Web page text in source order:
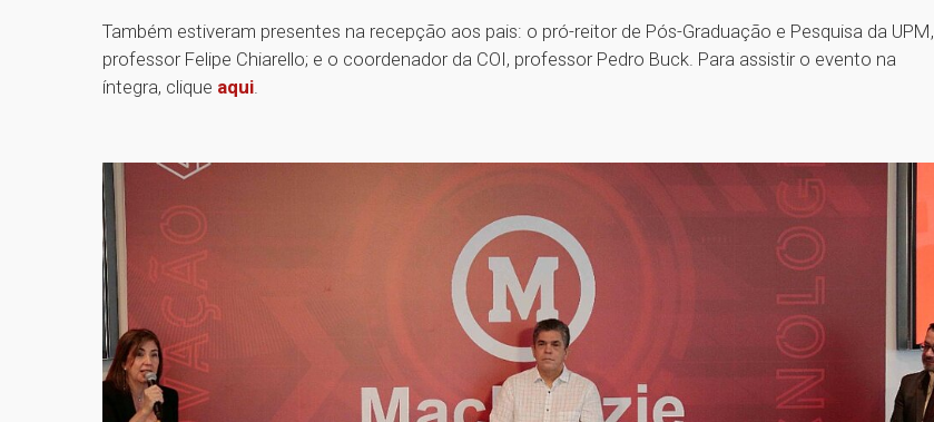
Também estiveram presentes na recepção aos pais: o pró-reitor de Pós-Graduação e Pesquisa da UPM,
professor Felipe Chiarello; e o coordenador da COI, professor Pedro Buck. Para assistir o evento na
íntegra, clique aqui.